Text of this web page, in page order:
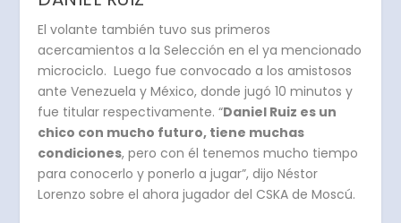
El volante también tuvo sus primeros
acercamientos a la Selección en el ya mencionado
microciclo. Luego fue convocado a los amistosos
ante Venezuela y México, donde jugó 10 minutos y
fue titular respectivamente. “Daniel Ruiz es un
chico con mucho futuro, tiene muchas
condiciones, pero con él tenemos mucho tiempo
para conocerlo y ponerlo a jugar”, dijo Néstor
Lorenzo sobre el ahora jugador del CSKA de Moscú.